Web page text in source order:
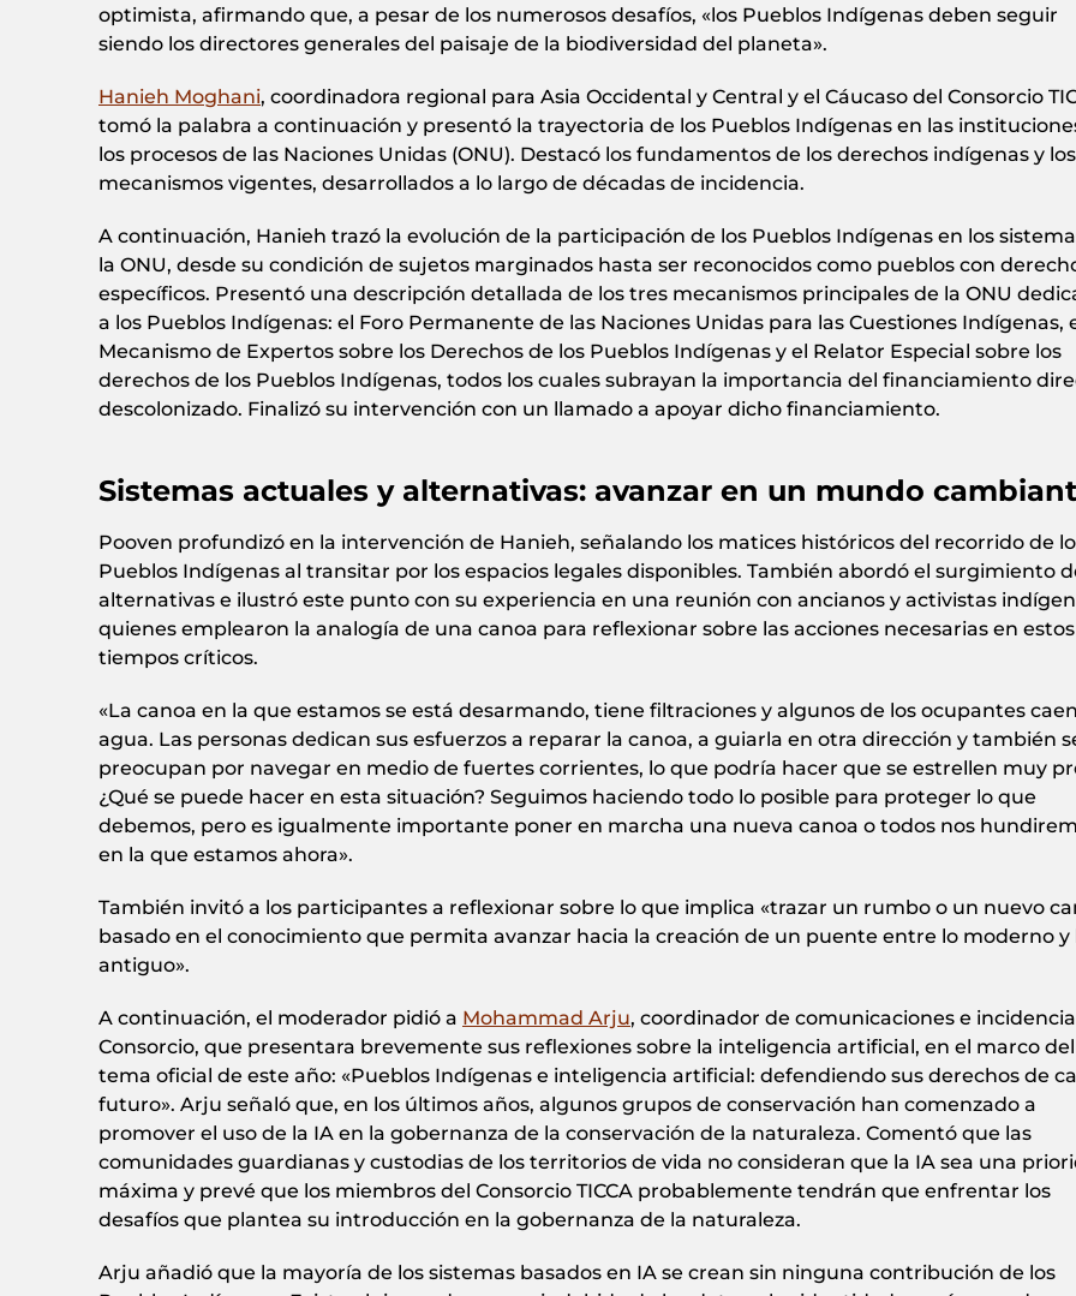
optimista, afirmando que, a pesar de los numerosos desafíos, «los Pueblos Indígenas deben seguir
siendo los directores generales del paisaje de la biodiversidad del planeta».
Hanieh Moghani, coordinadora regional para Asia Occidental y Central y el Cáucaso del Consorcio
tomó la palabra a continuación y presentó la trayectoria de los Pueblos Indígenas en las
los procesos de las Naciones Unidas (ONU). Destacó los fundamentos de los derechos indígenas y los
mecanismos vigentes, desarrollados a lo largo de décadas de incidencia.
A continuación, Hanieh trazó la evolución de la participación de los Pueblos Indígenas en los
la ONU, desde su condición de sujetos marginados hasta ser reconocidos como pueblos con
específicos. Presentó una descripción detallada de los tres mecanismos principales de la ONU
a los Pueblos Indígenas: el Foro Permanente de las Naciones Unidas para las Cuestiones Indígenas,
Mecanismo de Expertos sobre los Derechos de los Pueblos Indígenas y el Relator Especial sobre los
derechos de los Pueblos Indígenas, todos los cuales subrayan la importancia del financiamiento
descolonizado. Finalizó su intervención con un llamado a apoyar dicho financiamiento.
Sistemas actuales y alternativas: avanzar en un mundo
Pooven profundizó en la intervención de Hanieh, señalando los matices históricos del recorrido de
Pueblos Indígenas al transitar por los espacios legales disponibles. También abordó el surgimiento
alternativas e ilustró este punto con su experiencia en una reunión con ancianos y activistas
quienes emplearon la analogía de una canoa para reflexionar sobre las acciones necesarias en estos
tiempos críticos.
«La canoa en la que estamos se está desarmando, tiene filtraciones y algunos de los ocupantes
agua. Las personas dedican sus esfuerzos a reparar la canoa, a guiarla en otra dirección y también
preocupan por navegar en medio de fuertes corrientes, lo que podría hacer que se estrellen muy
¿Qué se puede hacer en esta situación? Seguimos haciendo todo lo posible para proteger lo que
debemos, pero es igualmente importante poner en marcha una nueva canoa o todos nos
en la que estamos ahora».
También invitó a los participantes a reflexionar sobre lo que implica «trazar un rumbo o un nuevo
basado en el conocimiento que permita avanzar hacia la creación de un puente entre lo moderno y
antiguo».
A continuación, el moderador pidió a Mohammad Arju, coordinador de comunicaciones e
Consorcio, que presentara brevemente sus reflexiones sobre la inteligencia artificial, en el marco del
tema oficial de este año: «Pueblos Indígenas e inteligencia artificial: defendiendo sus derechos de
futuro». Arju señaló que, en los últimos años, algunos grupos de conservación han comenzado a
promover el uso de la IA en la gobernanza de la conservación de la naturaleza. Comentó que las
comunidades guardianas y custodias de los territorios de vida no consideran que la IA sea una
máxima y prevé que los miembros del Consorcio TICCA probablemente tendrán que enfrentar los
desafíos que plantea su introducción en la gobernanza de la naturaleza.
Arju añadió que la mayoría de los sistemas basados en IA se crean sin ninguna contribución de los